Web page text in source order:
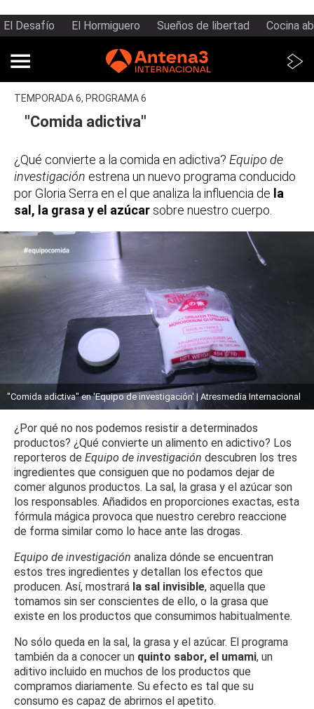
El Desafío El Hormiguero Sueños de libertad Cocina
TEMPORADA 6, PROGRAMA 6
"Comida adictiva"
¿Qué convierte a la comida en adictiva? Equipo de
investigación estrena un nuevo programa conducido
por Gloria Serra en el que analiza la influencia de la
sal, la grasa y el azúcar sobre nuestro cuerpo.
"Comida adictiva" en 'Equipo de investigación' | Atresmedia Internacional
¿Por qué no nos podemos resistir a determinados
productos? ¿Qué convierte un alimento en adictivo? Los
reporteros de Equipo de investigación descubren los tres
ingredientes que consiguen que no podamos dejar de
comer algunos productos. La sal, la grasa y el azúcar son
los responsables. Añadidos en proporciones exactas, esta
fórmula mágica provoca que nuestro cerebro reaccione
de forma similar como lo hace ante las drogas.
Equipo de investigación analiza dónde se encuentran
estos tres ingredientes y detallan los efectos que
producen. Así, mostrará la sal invisible, aquella que
tomamos sin ser conscientes de ello, o la grasa que
existe en los productos que consumimos habitualmente.
No sólo queda en la sal, la grasa y el azúcar. El programa
también da a conocer un quinto sabor, el umami, un
aditivo incluido en muchos de los productos que
compramos diariamente. Su efecto es tal que su
consumo es capaz de abrirnos el apetito.